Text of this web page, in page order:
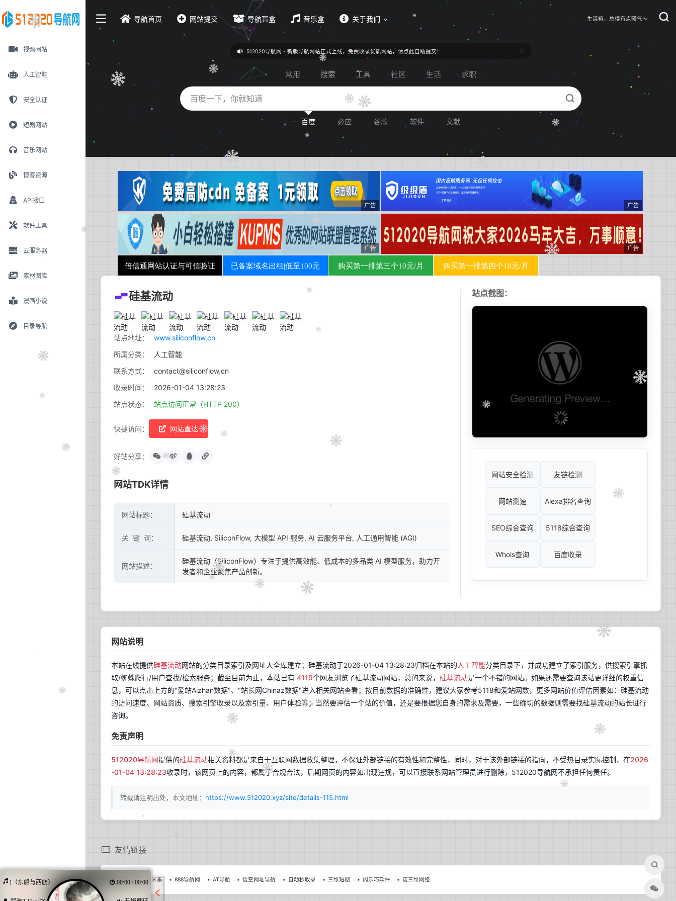
视频网站
人工智能
安全认证
短剧网站
音乐网站
博客资源
API接口
软件工具
云服务器
素材图库
漫画小说
目录导航
导航首页 网站提交 导航盲盒 音乐盒 关于我们 生活嘛，总得有点骚气～
512020导航网 - 新版导航网站正式上线，免费收录优质网站，请点此自助提交！
常用 搜索 工具 社区 生活 求职
百度 必应 谷歌 软件 文献
硅基流动
站点地址：
www.siliconflow.cn
所属分类：
人工智能
联系方式：
contact@siliconflow.cn
收录时间：
2026-01-04 13:28:23
站点状态：
站点访问正常（HTTP 200）
快捷访问： 网站直达
好站分享：
网站TDK详情
网站标题： 硅基流动
关 键 词： 硅基流动, SiliconFlow, 大模型 API 服务, AI 云服务平台, 人工通用智能 (AGI)
网站描述：
硅基流动（SiliconFlow）专注于提供高效能、低成本的多品类 AI 模型服务，助力开
发者和企业聚焦产品创新。
站点截图：
网站安全检测 友链检测
网站测速 Alexa排名查询
SEO综合查询 5118综合查询
Whois查询 百度收录
网站说明
本站在线提供硅基流动网站的分类目录索引及网址大全库建立；硅基流动于2026-01-04 13:28:23归档在本站的人工智能分类目录下，并成功建立了索引服务，供搜索引擎抓
取/蜘蛛爬行/用户查找/检索服务；截至目前为止，本站已有 4119个网友浏览了硅基流动网站，总的来说， 硅基流动是一个不错的网站。如果还需要查询该站更详细的权重信
息，可以点击上方的"爱站Aizhan数据"、"站长网Chinaz数据"进入相关网站查看；按目前数据的准确性，建议大家参考5118和爱站网数，更多网站价值评估因素如：硅基流动
的访问速度、网站资质、搜索引擎收录以及索引量、用户体验等；当然要评估一个站的价值，还是要根据您自身的需求及需要，一些确切的数据则需要找硅基流动的站长进行
咨询。
免责声明
512020导航网提供的硅基流动相关资料都是来自于互联网数据收集整理，不保证外部链接的有效性和完整性，同时，对于该外部链接的指向，不受热目录实际控制，在2026
-01-04 13:28:23收录时，该网页上的内容，都属于合规合法，后期网页的内容如出现违规，可以直接联系网站管理员进行删除，512020导航网不承担任何责任。
转载请注明出处，本文地址： https://www.512020.xyz/site/details-115.html
友情链接
允赫先森 米集 888导航网 AT导航 悟空网址导航 自动秒收录 三维短剧 闪乐巧软件 诺三维网络
兰开斯特
琶曲（东船与西舫） 00:00 / 00:00